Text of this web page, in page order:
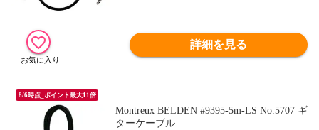
詳細を見る
8/6時点_ポイント最大11倍
Montreux BELDEN #9395-5m-LS No.5707 ギ
ターケーブル